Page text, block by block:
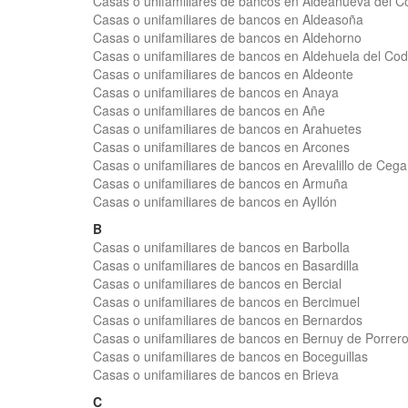
Casas o unifamiliares de bancos en Aldeasoña
Casas o unifamiliares de bancos en Aldehorno
Casas o unifamiliares de bancos en Aldehuela del
Casas o unifamiliares de bancos en Aldeonte
Casas o unifamiliares de bancos en Anaya
Casas o unifamiliares de bancos en Añe
Casas o unifamiliares de bancos en Arahuetes
Casas o unifamiliares de bancos en Arcones
Casas o unifamiliares de bancos en Arevalillo de Cega
Casas o unifamiliares de bancos en Armuña
Casas o unifamiliares de bancos en Ayllón
B
Casas o unifamiliares de bancos en Barbolla
Casas o unifamiliares de bancos en Basardilla
Casas o unifamiliares de bancos en Bercial
Casas o unifamiliares de bancos en Bercimuel
Casas o unifamiliares de bancos en Bernardos
Casas o unifamiliares de bancos en Bernuy de
Casas o unifamiliares de bancos en Boceguillas
Casas o unifamiliares de bancos en Brieva
C